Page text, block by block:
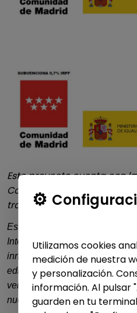
Este proyecto cuenta con
Consejería de Familia,
través del IRPF Madrid.
Este contenido ha sido
Inteligencia Artificial. En
innovación responsable: el
editado por nuestro equipo
veracidad y la eliminación de
nuestros valores de equidad y
Utilizamos cookies
medición de nuestra
y personalización.
información. Al pulsar
guarden en tu